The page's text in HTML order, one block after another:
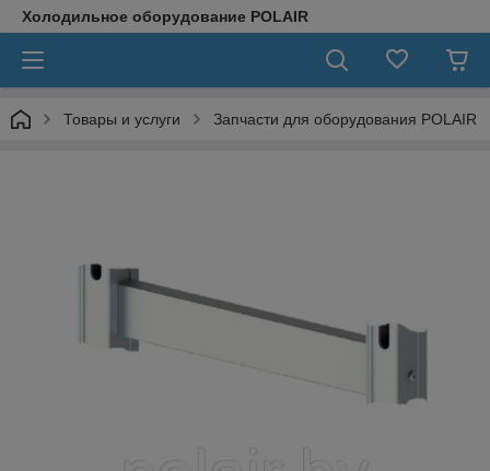
Холодильное оборудование POLAIR
Товары и услуги Запчасти для оборудования POLAIR